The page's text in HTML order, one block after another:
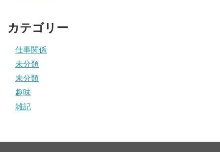
カテゴリー
仕事関係
未分類
未分類
趣味
雑記